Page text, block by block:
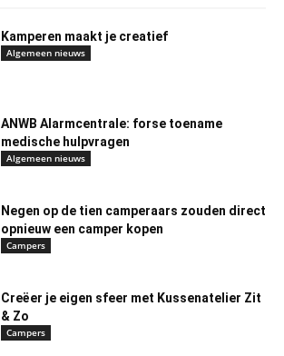
Kamperen maakt je creatief
Algemeen nieuws
ANWB Alarmcentrale: forse toename
medische hulpvragen
Algemeen nieuws
Negen op de tien camperaars zouden direct
opnieuw een camper kopen
Campers
Creëer je eigen sfeer met Kussenatelier Zit
& Zo
Campers